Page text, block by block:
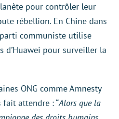
pour contrôler leur
rébellion. En Chine dans
communiste utilise
d’Huawei pour surveiller la
ONG comme Amnesty
fait attendre : “Alors que la